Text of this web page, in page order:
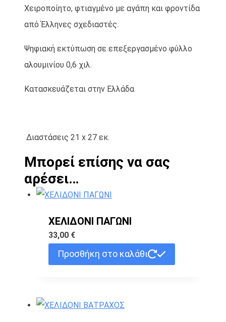
Χειροποίητο, φτιαγμένο με αγάπη και φροντίδα
από Έλληνες σχεδιαστές.
Ψηφιακή εκτύπωση σε επεξεργασμένο φύλλο
αλουμινίου 0,6 χιλ.
Κατασκευάζεται στην Ελλάδα
Διαστάσεις 21 x 27 εκ.
Μπορεί επίσης να σας
αρέσει…
ΧΕΛΙΔΟΝΙ ΠΑΓΩΝΙ
33,00 €
Προσθήκη στο καλάθι